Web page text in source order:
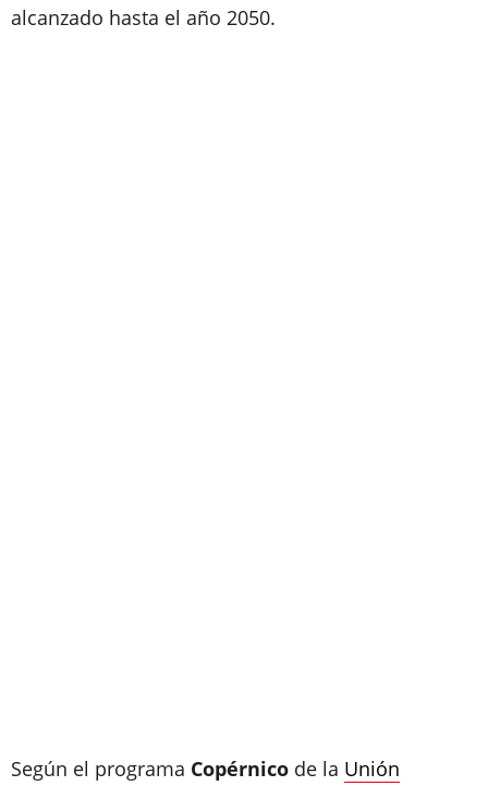
alcanzado hasta el año 2050.
Según el programa Copérnico de la Unión